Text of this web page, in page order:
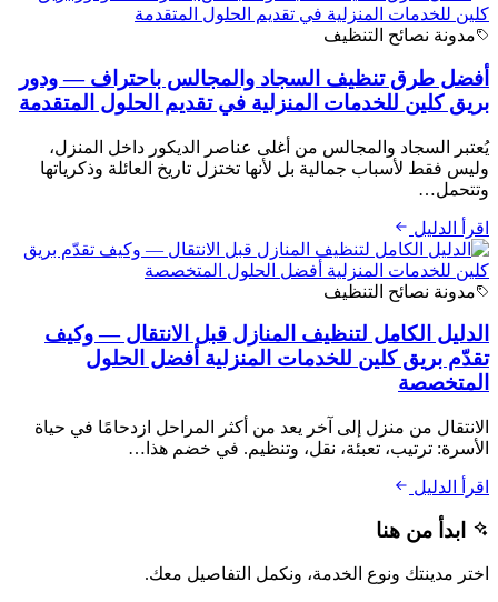
مدونة نصائح التنظيف
أفضل طرق تنظيف السجاد والمجالس باحتراف — ودور
بريق كلين للخدمات المنزلية في تقديم الحلول المتقدمة
يُعتبر السجاد والمجالس من أغلى عناصر الديكور داخل المنزل،
وليس فقط لأسباب جمالية بل لأنها تختزل تاريخ العائلة وذكرياتها
وتتحمل…
اقرأ الدليل
مدونة نصائح التنظيف
الدليل الكامل لتنظيف المنازل قبل الانتقال — وكيف
تقدّم بريق كلين للخدمات المنزلية أفضل الحلول
المتخصصة
الانتقال من منزل إلى آخر يعد من أكثر المراحل ازدحامًا في حياة
الأسرة: ترتيب، تعبئة، نقل، وتنظيم. في خضم هذا…
اقرأ الدليل
ابدأ من هنا
اختر مدينتك ونوع الخدمة، ونكمل التفاصيل معك.